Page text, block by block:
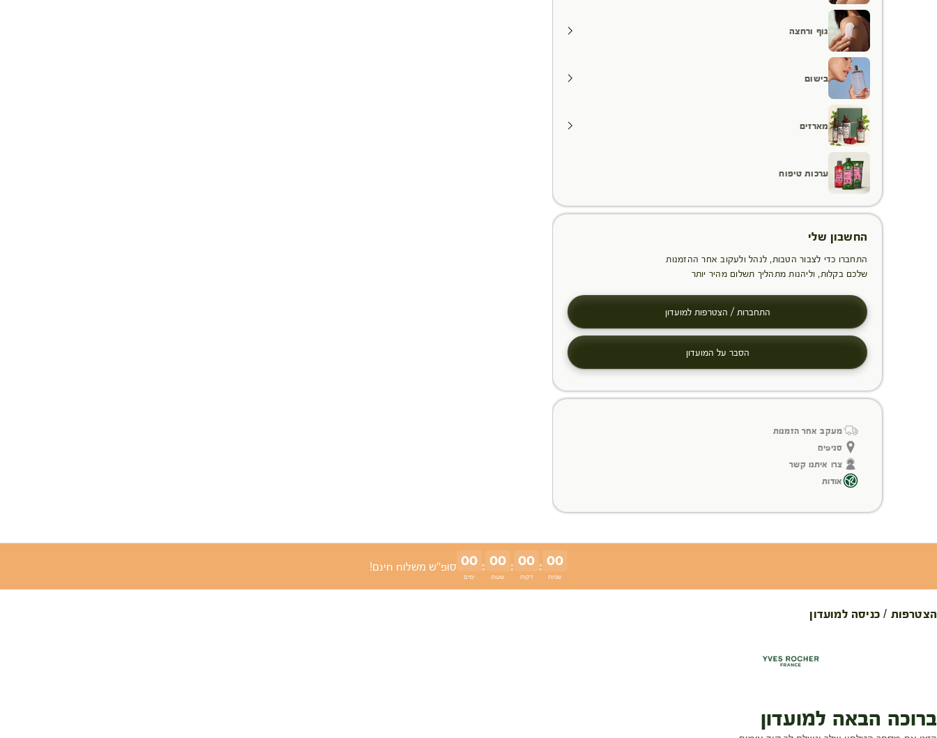
גוף ורחצה
בישום
מארזים
ערכות טיפוח
החשבון שלי
התחברו כדי לצבור הטבות, לנהל ולעקוב אחר ההזמנות
שלכם בקלות, וליהנות מתהליך תשלום מהיר יותר
התחברות / הצטרפות למועדון
הסבר על המועדון
מעקב אחר הזמנות
סניפים
צרו איתנו קשר
אודות
00
ימים
: 00
שעות
: 00
דקות
: 00
שניות
סופ"ש משלוח חינם!
הצטרפות / כניסה למועדון